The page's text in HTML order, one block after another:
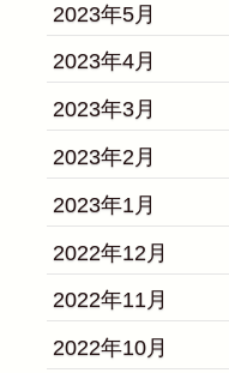
2023年5月
2023年4月
2023年3月
2023年2月
2023年1月
2022年12月
2022年11月
2022年10月